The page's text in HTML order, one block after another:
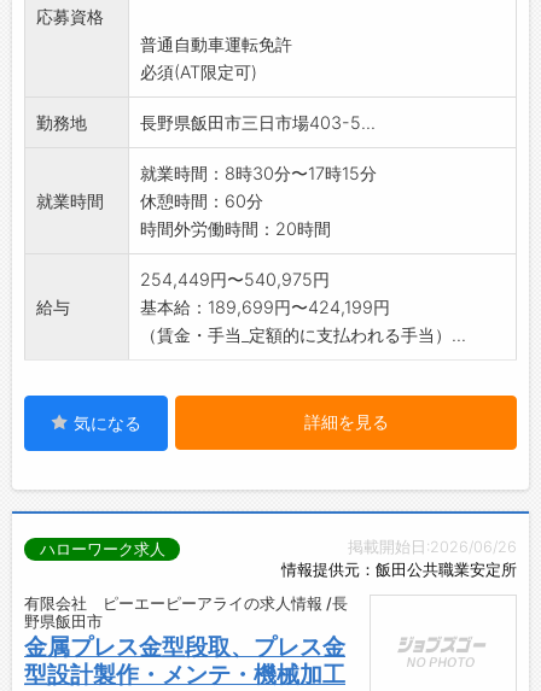
感できます。
慣れるまでは簡単な作業から始めていただきま
す。自社研修センタ
ーでイチから学べる環境を整えておりますので
です。社内検定、社内資格を取得することで手
に職がつき、手当も
発生いたします。
人物重視の採用です。是非お気軽にご応募くだ
さい。
「変更範囲:変更なし」
応募資格
普通自動車運転免許
必須(AT限定可)
勤務地 長野県飯田市三日市場403-5...
就業時間
就業時間：8時30分〜17時15分
休憩時間：60分
時間外労働時間：20時間
給与
254,449円〜540,975円
基本給：189,699円〜424,199円
（賃金・手当_定額的に支払われる手当）...
気になる 詳細を見る
掲載開始日:2026/06/26
情報提供元：飯田公共職業安定所
ハローワーク求人
有限会社 ピーエーピーアライの求人情報 /長
野県飯田市
金属プレス金型段取、プレス金
型設計製作・メンテ・機械加工